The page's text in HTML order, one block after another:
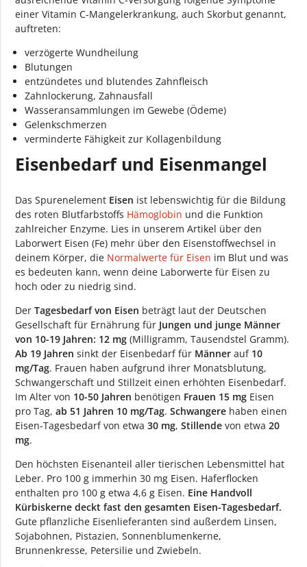
einer Vitamin C-Mangelerkrankung, auch Skorbut genannt,
auftreten:
verzögerte Wundheilung
Blutungen
entzündetes und blutendes Zahnfleisch
Zahnlockerung, Zahnausfall
Wasseransammlungen im Gewebe (Ödeme)
Gelenkschmerzen
verminderte Fähigkeit zur Kollagenbildung
Eisenbedarf und Eisenmangel
Das Spurenelement Eisen ist lebenswichtig für die Bildung
des roten Blutfarbstoffs Hämoglobin und die Funktion
zahlreicher Enzyme. Lies in unserem Artikel über den
Laborwert Eisen (Fe) mehr über den Eisenstoffwechsel in
deinem Körper, die Normalwerte für Eisen im Blut und was
es bedeuten kann, wenn deine Laborwerte für Eisen zu
hoch oder zu niedrig sind.
DerTagesbedarf von Eisen beträgt laut der Deutschen
Gesellschaft für Ernährung für Jungen und junge Männer
von 10-19 Jahren: 12 mg (Milligramm, Tausendstel Gramm).
Ab 19 Jahren sinkt der Eisenbedarf für Männer auf 10
mg/Tag. Frauen haben aufgrund ihrer Monatsblutung,
Schwangerschaft und Stillzeit einen erhöhten Eisenbedarf.
Im Alter von 10-50 Jahren benötigen Frauen 15 mg Eisen
pro Tag,ab 51 Jahren 10 mg/Tag.Schwangere haben einen
Eisen-Tagesbedarf von etwa30 mg,Stillende von etwa20
mg.
Den höchsten Eisenanteil aller tierischen Lebensmittel hat
Leber. Pro 100 g immerhin 30 mg Eisen. Haferflocken
enthalten pro 100 g etwa 4,6 g Eisen. Eine Handvoll
Kürbiskerne deckt fast den gesamten Eisen-Tagesbedarf.
Gute pflanzliche Eisenlieferanten sind außerdem Linsen,
Sojabohnen, Pistazien, Sonnenblumenkerne,
Brunnenkresse, Petersilie und Zwiebeln.